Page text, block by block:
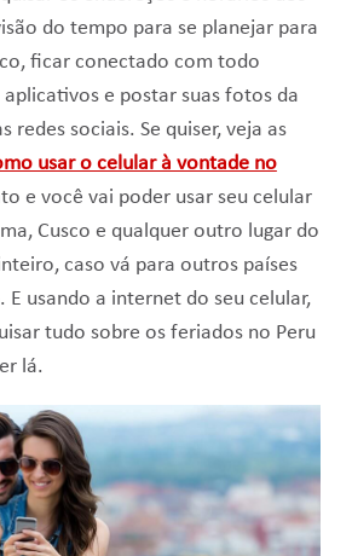
do tempo para se planejar para
ficar conectado com todo
e postar suas fotos da
redes sociais. Se quiser, veja as
usar o celular à vontade no
e você vai poder usar seu celular
Cusco e qualquer outro lugar do
caso vá para outros países
E usando a internet do seu celular,
tudo sobre os feriados no Peru
lá.